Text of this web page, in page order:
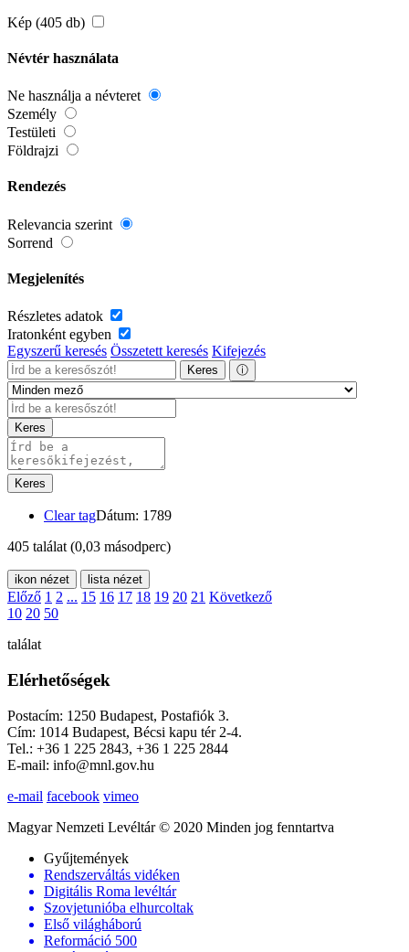
Kép (405 db)
Névtér használata
Ne használja a névteret
Személy
Testületi
Földrajzi
Rendezés
Relevancia szerint
Sorrend
Megjelenítés
Részletes adatok
Iratonként egyben
Egyszerű keresés Összetett keresés Kifejezés
Keres ⓘ
Keres
Keres
Clear tagDátum: 1789
405 találat (0,03 másodperc)
ikon nézet lista nézet
Előző 1 2 ... 15 16 17 18 19 20 21 Következő
10 20 50
találat
Elérhetőségek
Postacím: 1250 Budapest, Postafiók 3.
Cím: 1014 Budapest, Bécsi kapu tér 2-4.
Tel.: +36 1 225 2843, +36 1 225 2844
E-mail: info@mnl.gov.hu
e-mail facebook vimeo
Magyar Nemzeti Levéltár © 2020 Minden jog fenntartva
Gyűjtemények
Rendszerváltás vidéken
Digitális Roma levéltár
Szovjetunióba elhurcoltak
Első világháború
Reformáció 500